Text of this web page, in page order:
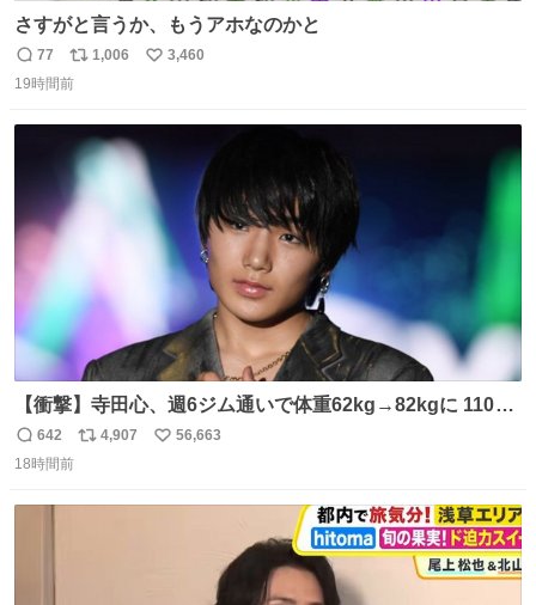
さすがと言うか、もうアホなのかと
返
信
77
リ
ポ
ト
数
1,006
い
3,460
19時間前
【衝撃】寺田心、週6ジム通いで体重62kg→82kgに 110kg
のベンチプレス持ち上げる姿披露
news.livedoor.com/article/detail… 元々自重のみだった
のためおにぎり10個、ゼリー飲料3～4本、パスタと毎日4
千kcalオーバーの食事を摂取し、増量したという。
返
信
642
リ
4,907
い
56,663
18時間前